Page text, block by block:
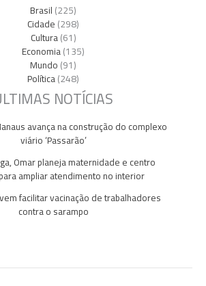
Brasil(225)
Cidade(298)
Cultura(61)
Economia(135)
Mundo(91)
Política(248)
NOTÍCIAS
avança na construção do complexo
viário ‘Passarão’
Omar planeja maternidade e centro
ampliar atendimento no interior
facilitar vacinação de trabalhadores
contra o sarampo